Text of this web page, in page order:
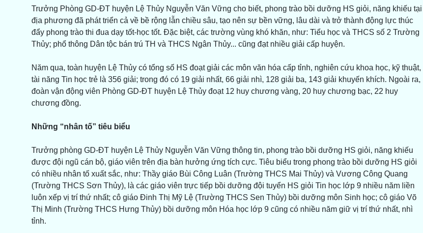
Trưởng Phòng GD-ĐT huyện Lệ Thủy Nguyễn Văn Vững cho biết, phong trào bồi dưỡng HS giỏi, năng khiếu tại
địa phương đã phát triển cả về bề rộng lẫn chiều sâu, tạo nên sự bền vững, lâu dài và trở thành động lực thúc
đẩy phong trào thi đua dạy tốt-học tốt. Đặc biệt, các trường vùng khó khăn, như: Tiểu học và THCS số 2 Trường
Thủy; phổ thông Dân tộc bán trú TH và THCS Ngân Thủy... cũng đạt nhiều giải cấp huyện.
Năm qua, toàn huyện Lệ Thủy có tổng số HS đoạt giải các môn văn hóa cấp tỉnh, nghiên cứu khoa học, kỹ thuật,
tài năng Tin học trẻ là 356 giải; trong đó có 19 giải nhất, 66 giải nhì, 128 giải ba, 143 giải khuyến khích. Ngoài ra,
đoàn vận động viên Phòng GD-ĐT huyện Lệ Thủy đoạt 12 huy chương vàng, 20 huy chương bạc, 22 huy
chương đồng.
Những “nhân tố” tiêu biểu
Trưởng phòng GD-ĐT huyện Lệ Thủy Nguyễn Văn Vững thông tin, phong trào bồi dưỡng HS giỏi, năng khiếu
được đội ngũ cán bộ, giáo viên trên địa bàn hưởng ứng tích cực. Tiêu biểu trong phong trào bồi dưỡng HS giỏi
có nhiều nhân tố xuất sắc, như: Thầy giáo Bùi Công Luân (Trường THCS Mai Thủy) và Vương Công Quang
(Trường THCS Sơn Thủy), là các giáo viên trực tiếp bồi dưỡng đội tuyển HS giỏi Tin học lớp 9 nhiều năm liền
luôn xếp vị trí thứ nhất; cô giáo Đinh Thị Mỹ Lệ (Trường THCS Sen Thủy) bồi dưỡng môn Sinh học; cô giáo Võ
Thị Minh (Trường THCS Hưng Thủy) bồi dưỡng môn Hóa học lớp 9 cũng có nhiều năm giữ vị trí thứ nhất, nhì
tỉnh.